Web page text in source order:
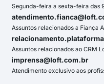
Segunda-feira a sexta-feira das
Assuntos relacionados a Fiança
Assuntos relacionados ao CRM
imprensa@loft.com.br
Atendimento exclusivo aos